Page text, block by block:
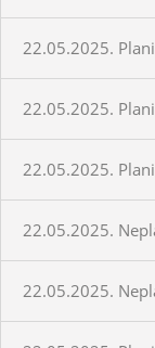
22.05.2025.
22.05.2025.
22.05.2025.
22.05.2025.
22.05.2025.